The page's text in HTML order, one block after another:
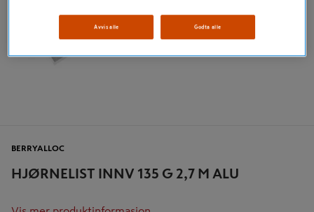
HJØRNELIST INNV 135 G 2,7 M ALU
BERRYALLOC
Avvis alle Godta alle